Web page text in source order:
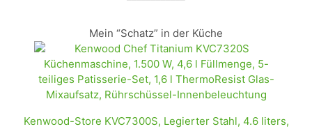
Mein “Schatz” in der Küche
Kenwood-Store KVC7300S, Legierter Stahl, 4.6 liters,